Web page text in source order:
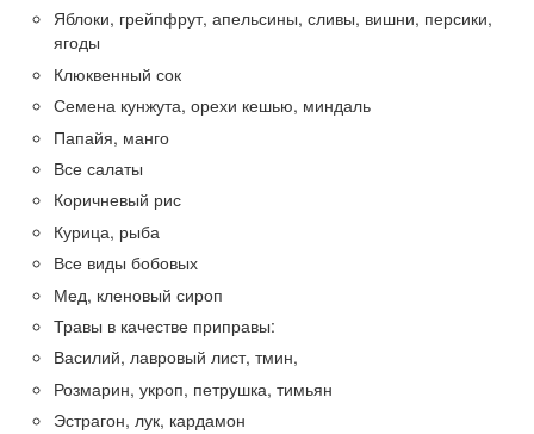
Яблоки, грейпфрут, апельсины, сливы, вишни, персики,
ягоды
Клюквенный сок
Семена кунжута, орехи кешью, миндаль
Папайя, манго
Все салаты
Коричневый рис
Курица, рыба
Все виды бобовых
Мед, кленовый сироп
Травы в качестве приправы:
Василий, лавровый лист, тмин,
Розмарин, укроп, петрушка, тимьян
Эстрагон, лук, кардамон